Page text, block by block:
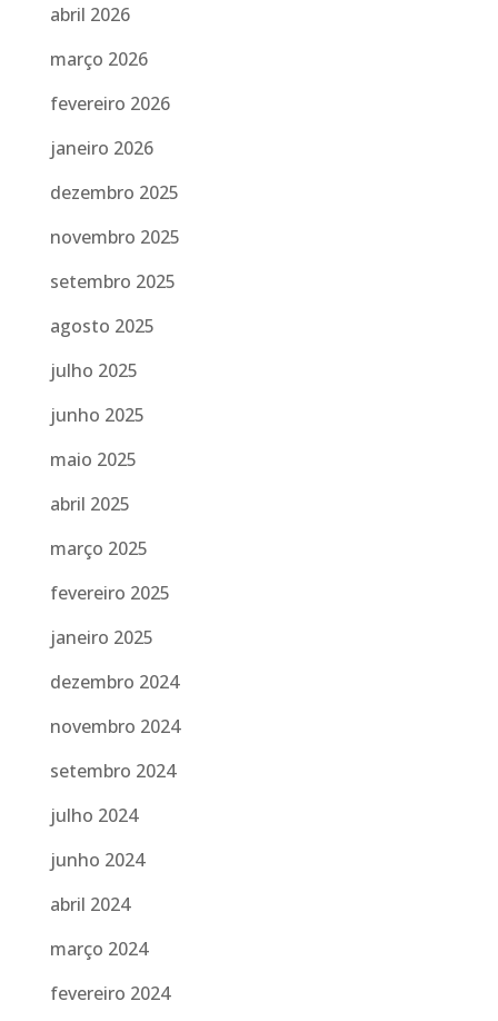
abril 2026
março 2026
fevereiro 2026
janeiro 2026
dezembro 2025
novembro 2025
setembro 2025
agosto 2025
julho 2025
junho 2025
maio 2025
abril 2025
março 2025
fevereiro 2025
janeiro 2025
dezembro 2024
novembro 2024
setembro 2024
julho 2024
junho 2024
abril 2024
março 2024
fevereiro 2024